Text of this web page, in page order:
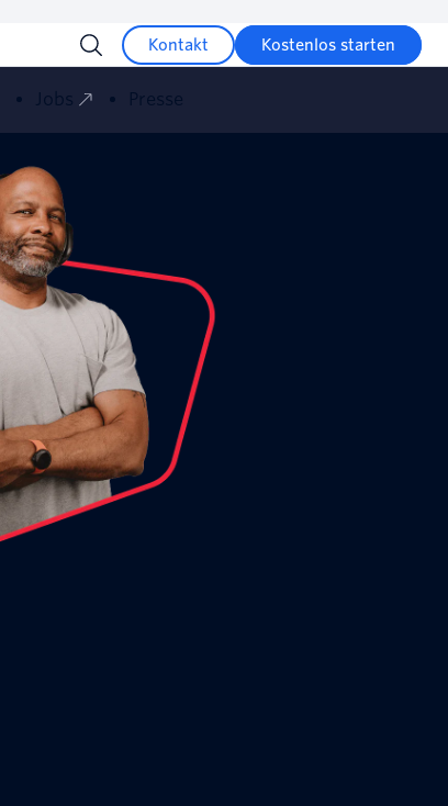
Kontakt Kostenlos starten
Jobs Presse